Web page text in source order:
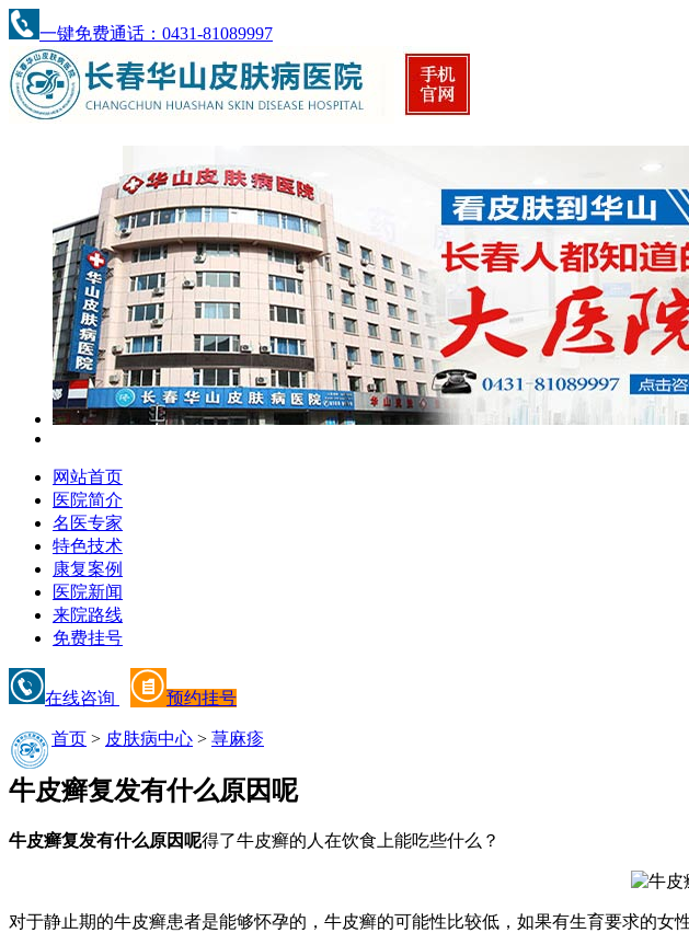
一键免费通话：0431-81089997
网站首页
医院简介
名医专家
特色技术
康复案例
医院新闻
来院路线
免费挂号
在线咨询 预约挂号
首页 > 皮肤病中心 > 荨麻疹
牛皮癣复发有什么原因呢
牛皮癣复发有什么原因呢得了牛皮癣的人在饮食上能吃些什么？
对于静止期的牛皮癣患者是能够怀孕的，牛皮癣的可能性比较低，如果有生育要求的